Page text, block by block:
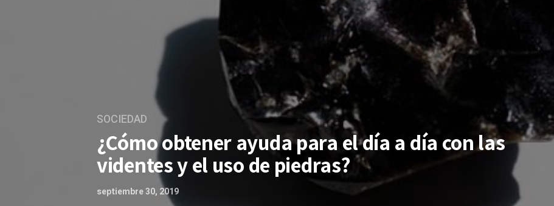
SOCIEDAD
¿Cómo obtener ayuda para el día a día con las
videntes y el uso de piedras?
septiembre 30, 2019